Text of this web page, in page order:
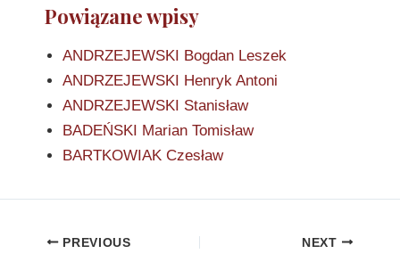
Powiązane wpisy
ANDRZEJEWSKI Bogdan Leszek
ANDRZEJEWSKI Henryk Antoni
ANDRZEJEWSKI Stanisław
BADEŃSKI Marian Tomisław
BARTKOWIAK Czesław
PREVIOUS NEXT